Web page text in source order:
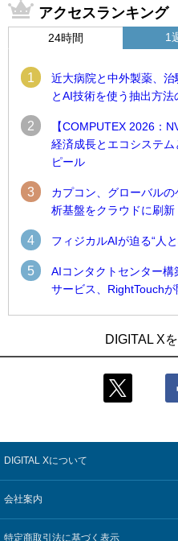
アクセスランキング
24時間
1
近大病院と中外製薬、
とAI技術を使う抽出方法
2
【COMPUTEX 2026：
経済成長とエコシステ
ピール
3
カプコン、グローバル
析基盤をクラウドに刷新
4 フィジカルAIが迫る“人
5
AIコンタクトセンター
サービス、RightTouchが
1
技術を使う抽出方法の研究
Umios、消費者起点の販売
コスモ石油、製油所の設
検証
【COMPUTEX 2026：
5 フィジカルAIが迫る“人と
合基盤を本格稼働
鹿島建設、鋼管柱へのコ
AIを遠隔監視システムに実
近大病院と中外製薬、治
技術を使う抽出方法の研究
そもそも今の仕事はAIエ
5
製造業の現場の暗黙知を
管理基盤、LIGHTzが提供
DIGITAL X
DIGITAL Xについて
会社案内
特定商取引法に基づく表示